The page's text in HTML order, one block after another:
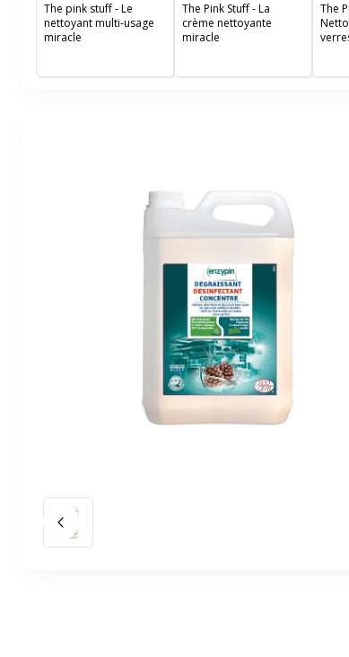
The pink stuff - Le
nettoyant multi-usage
miracle
The Pink Stuff - La
crème nettoyante
miracle
The
Slide précédent